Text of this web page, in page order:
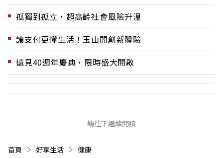
孤獨到孤立，超高齡社會風險升溫
讓支付更懂生活！玉山開創新體驗
遠見40週年慶典，限時盛大開啟
請往下繼續閱讀
首頁 好享生活 健康